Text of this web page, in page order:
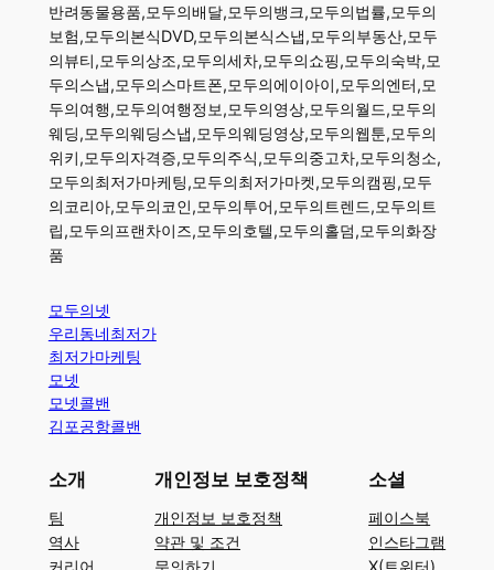
반려동물용품,모두의배달,모두의뱅크,모두의법률,모두의
보험,모두의본식DVD,모두의본식스냅,모두의부동산,모두
의뷰티,모두의상조,모두의세차,모두의쇼핑,모두의숙박,모
두의스냅,모두의스마트폰,모두의에이아이,모두의엔터,모
두의여행,모두의여행정보,모두의영상,모두의월드,모두의
웨딩,모두의웨딩스냅,모두의웨딩영상,모두의웹툰,모두의
위키,모두의자격증,모두의주식,모두의중고차,모두의청소,
모두의최저가마케팅,모두의최저가마켓,모두의캠핑,모두
의코리아,모두의코인,모두의투어,모두의트렌드,모두의트
립,모두의프랜차이즈,모두의호텔,모두의홀덤,모두의화장
품
모두의넷
우리동네최저가
최저가마케팅
모넷
모넷콜밴
김포공항콜밴
소개
팀
역사
커리어
개인정보 보호정책
개인정보 보호정책
약관 및 조건
문의하기
소셜
페이스북
인스타그램
X(트위터)